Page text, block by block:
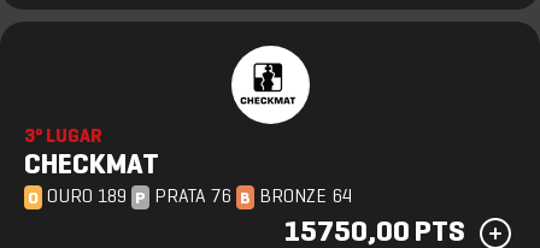
3º LUGAR
CHECKMAT
O OURO 189 P PRATA 76 B BRONZE 64
15750,00 PTS